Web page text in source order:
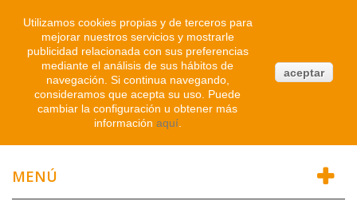
Atendemos WhatsApp
91 214 1542
MENÚ
Utilizamos cookies propias y de terceros para
mejorar nuestros servicios y mostrarle
publicidad relacionada con sus preferencias
mediante el análisis de sus hábitos de
navegación. Si continua navegando,
consideramos que acepta su uso. Puede
cambiar la configuración u obtener más
información aquí.
aceptar